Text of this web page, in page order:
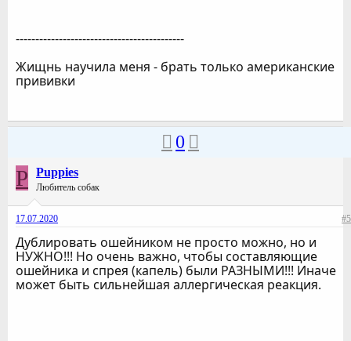
-------------------------------------------
Жищнь научила меня - брать только американские
прививки
0
P Puppies
Любитель собак
17.07.2020 #5
Дублировать ошейником не просто можно, но и
НУЖНО!!! Но очень важно, чтобы составляющие
ошейника и спрея (капель) были РАЗНЫМИ!!! Иначе
может быть сильнейшая аллергическая реакция.